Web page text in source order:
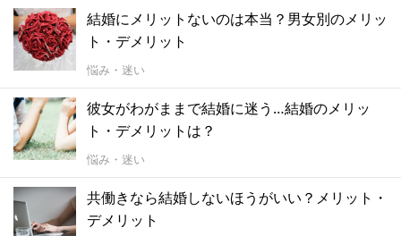
結婚にメリットないのは本当？男女別のメリッ
ト・デメリット
悩み・迷い
彼女がわがままで結婚に迷う…結婚のメリッ
ト・デメリットは？
悩み・迷い
共働きなら結婚しないほうがいい？メリット・
デメリット